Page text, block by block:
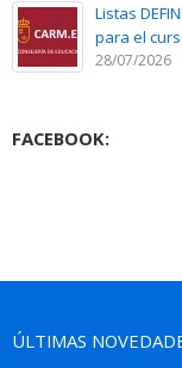
Listas
para el
28/07/2026
FACEBOOK:
ÚLTIMAS